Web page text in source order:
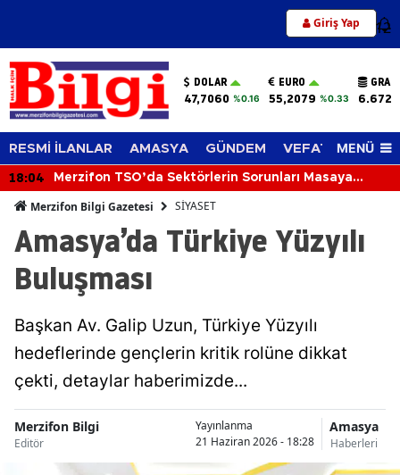
Giriş Yap 12
DOLAR
47,7060 %0.16
EURO
55,2079 %0.33
RESMİ İLANLAR AMASYA GÜNDEM VEFAT EDENLER
MENÜ
18:04
Merzifon TSO’da Sektörlerin Sorunları Masaya
Merzifon Bilgi Gazetesi SİYASET
Amasya’da Türkiye Yüzyılı
Buluşması
Başkan Av. Galip Uzun, Türkiye Yüzyılı
hedeflerinde gençlerin kritik rolüne dikkat
çekti, detaylar haberimizde...
Merzifon Bilgi
Editör
Yayınlanma
21 Haziran 2026 - 18:28
Amasya
Haberleri